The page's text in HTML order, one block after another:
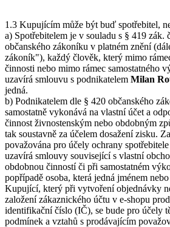
1.3 Kupujícím může být buď spotřebitel,
a) Spotřebitelem je v souladu s § 419 zák.
občanského zákoníku v platném znění
zákoník"), každý člověk, který mimo
činnosti nebo mimo rámec samostatného
uzavírá smlouvu s podnikatelem Milan
jedná.
b) Podnikatelem dle § 420 občanského
samostatně vykonává na vlastní účet a
činnost živnostenským nebo obdobným
tak soustavně za účelem dosažení zisku.
považována pro účely ochrany
uzavírá smlouvy související s vlastní
obdobnou činností či při samostatném
popřípadě osoba, která jedná jménem
Kupující, který při vytvoření objednávky
založení zákaznického účtu v e-shopu
identifikační číslo (IČ), se bude pro účely
podmínek a vztahů s prodávajícím